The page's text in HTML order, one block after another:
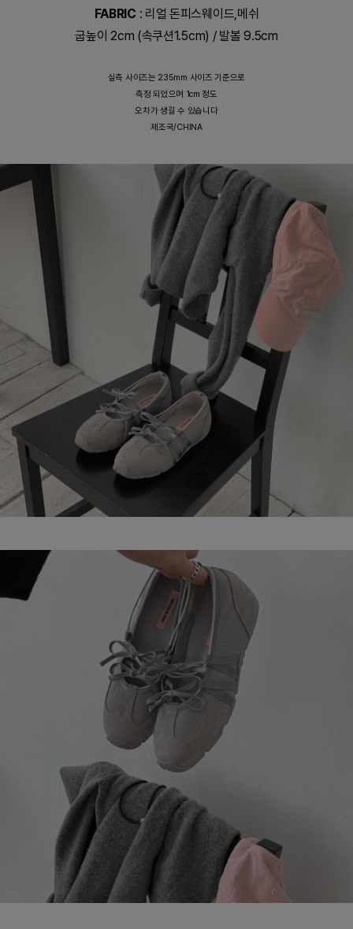
FABRIC : 리얼 돈피스웨이드,메쉬
굽높이 2cm (속쿠션1.5cm) / 발볼 9.5cm
실측 사이즈는 235mm 사이즈 기준으로
측정 되었으며 1cm 정도
오차가 생길 수 있습니다
제조국/CHINA